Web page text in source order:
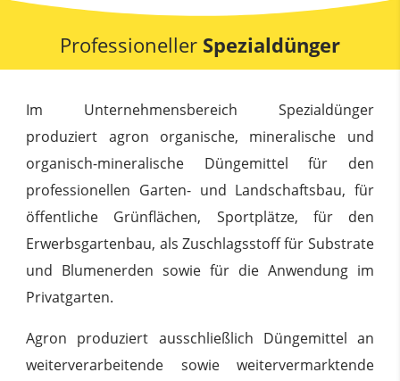
Professioneller Spezialdünger
Im Unternehmensbereich Spezialdünger
produziert agron organische, mineralische und
organisch-mineralische Düngemittel für den
professionellen Garten- und Landschaftsbau, für
öffentliche Grünflächen, Sportplätze, für den
Erwerbsgartenbau, als Zuschlagsstoff für Substrate
und Blumenerden sowie für die Anwendung im
Privatgarten.
Agron produziert ausschließlich Düngemittel an
weiterverarbeitende sowie weitervermarktende